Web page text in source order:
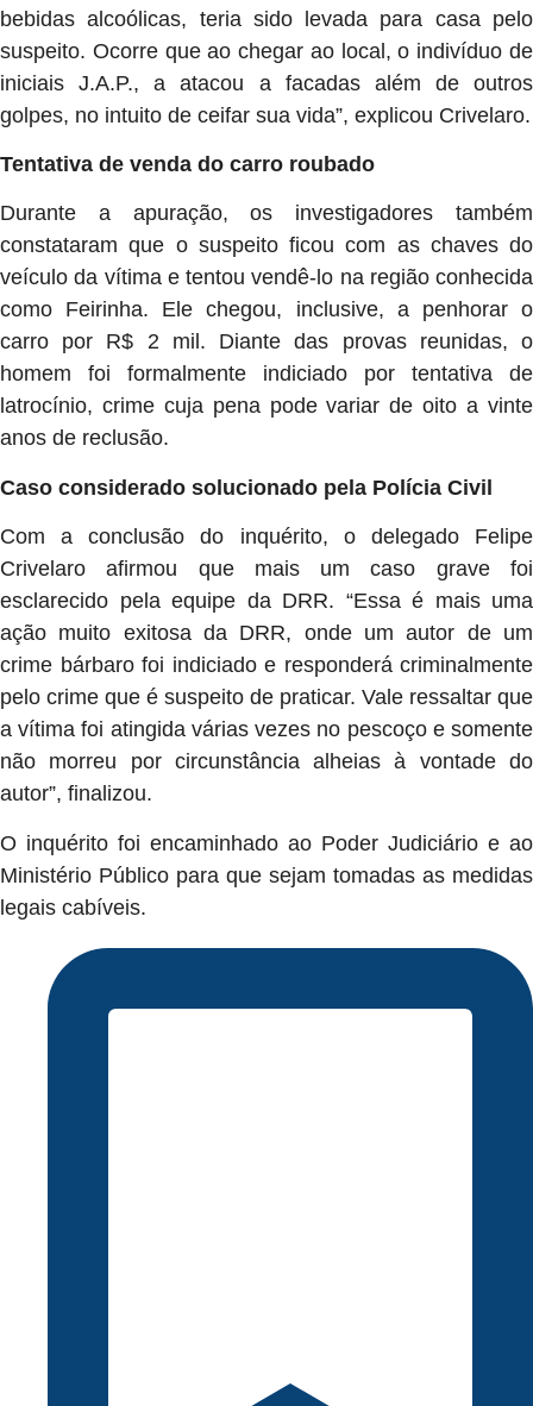
bebidas alcoólicas, teria sido levada para casa pelo
suspeito. Ocorre que ao chegar ao local, o indivíduo de
iniciais J.A.P., a atacou a facadas além de outros
golpes, no intuito de ceifar sua vida”, explicou Crivelaro.
Tentativa de venda do carro roubado
Durante a apuração, os investigadores também
constataram que o suspeito ficou com as chaves do
veículo da vítima e tentou vendê-lo na região conhecida
como Feirinha. Ele chegou, inclusive, a penhorar o
carro por R$ 2 mil. Diante das provas reunidas, o
homem foi formalmente indiciado por tentativa de
latrocínio, crime cuja pena pode variar de oito a vinte
anos de reclusão.
Caso considerado solucionado pela Polícia Civil
Com a conclusão do inquérito, o delegado Felipe
Crivelaro afirmou que mais um caso grave foi
esclarecido pela equipe da DRR. “Essa é mais uma
ação muito exitosa da DRR, onde um autor de um
crime bárbaro foi indiciado e responderá criminalmente
pelo crime que é suspeito de praticar. Vale ressaltar que
a vítima foi atingida várias vezes no pescoço e somente
não morreu por circunstância alheias à vontade do
autor”, finalizou.
O inquérito foi encaminhado ao Poder Judiciário e ao
Ministério Público para que sejam tomadas as medidas
legais cabíveis.